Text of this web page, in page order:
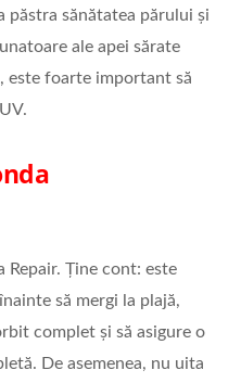
păstra sănătatea părului și
ale apei sărate
este foarte important să
Repair. Ține cont: este
să mergi la plajă,
complet și să asigure o
De asemenea, nu uita